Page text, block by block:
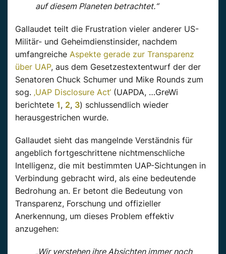
auf diesem Planeten betrachtet.“
Gallaudet teilt die Frustration vieler anderer US-
Militär- und Geheimdienstinsider, nachdem
umfangreiche Aspekte gerade zur Transparenz
über UAP, aus dem Gesetzestextentwurf der der
Senatoren Chuck Schumer und Mike Rounds zum
sog. ‚UAP Disclosure Act‘ (UAPDA, …GreWi
berichtete 1, 2, 3) schlussendlich wieder
herausgestrichen wurde.
Gallaudet sieht das mangelnde Verständnis für
angeblich fortgeschrittene nichtmenschliche
Intelligenz, die mit bestimmten UAP-Sichtungen in
Verbindung gebracht wird, als eine bedeutende
Bedrohung an. Er betont die Bedeutung von
Transparenz, Forschung und offizieller
Anerkennung, um dieses Problem effektiv
anzugehen:
„Wir verstehen ihre Absichten immer noch